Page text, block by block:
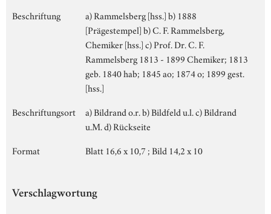
Beschriftung
a) Rammelsberg [hss.] b) 1888
[Prägestempel] b) C. F. Rammelsberg,
Chemiker [hss.] c) Prof. Dr. C. F.
Rammelsberg 1813 - 1899 Chemiker; 1813
geb. 1840 hab; 1845 ao; 1874 o; 1899 gest.
[hss.]
Beschriftungsort
a) Bildrand o.r. b) Bildfeld u.l. c) Bildrand
u.M. d) Rückseite
Format
Blatt 16,6 x 10,7 ; Bild 14,2 x 10
Verschlagwortung